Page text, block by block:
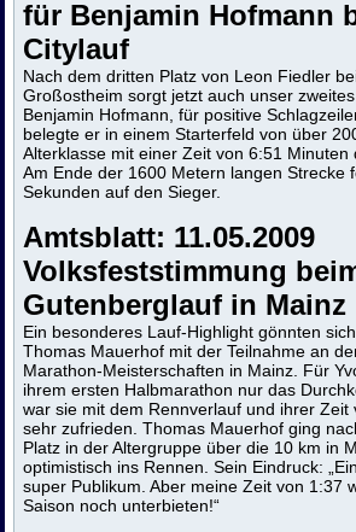
für Benjamin Hofmann
Citylauf
Nach dem dritten Platz von Leon Fiedler
Großostheim sorgt jetzt auch unser
Benjamin Hofmann, für positive
belegte er in einem Starterfeld von über
Alterklasse mit einer Zeit von 6:51 Minuten
Am Ende der 1600 Metern langen Strecke
Sekunden auf den Sieger.
Amtsblatt: 11.05.2009
Volksfeststimmung
Gutenberglauf in Mainz
Ein besonderes Lauf-Highlight gönnten
Thomas Mauerhof mit der Teilnahme an
Marathon-Meisterschaften in Mainz. Für
ihrem ersten Halbmarathon nur das
war sie mit dem Rennverlauf und ihrer Zeit
sehr zufrieden. Thomas Mauerhof ging
Platz in der Altergruppe über die 10 km in
optimistisch ins Rennen. Sein Eindruck:
super Publikum. Aber meine Zeit von 1:37
Saison noch unterbieten!“